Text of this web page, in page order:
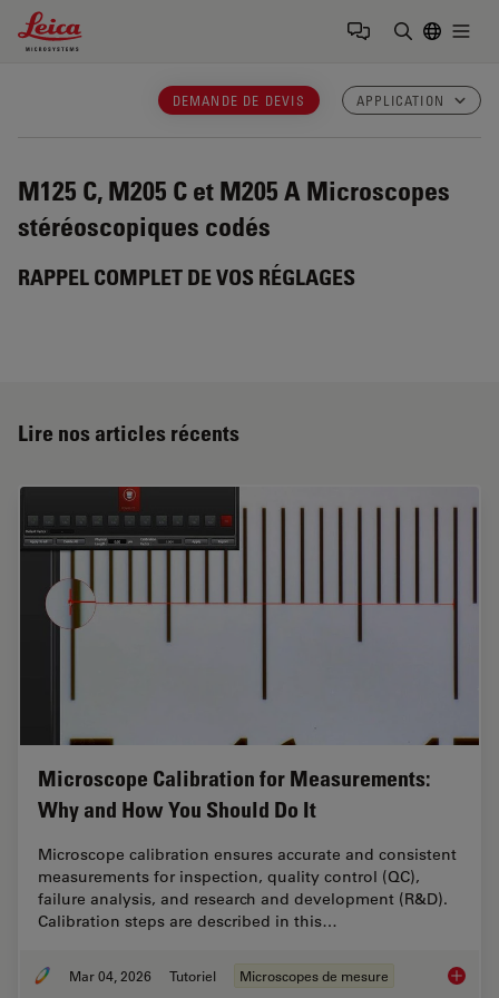
Leica Microsystems Logo
DEMANDE DE DEVIS APPLICATION
M125 C, M205 C et M205 A Microscopes
stéréoscopiques codés
RAPPEL COMPLET DE VOS RÉGLAGES
Lire nos articles récents
Microscope Calibration for Measurements:
Why and How You Should Do It
Microscope calibration ensures accurate and consistent
measurements for inspection, quality control (QC),
failure analysis, and research and development (R&D).
Calibration steps are described in this…
Mar 04, 2026 Tutoriel Microscopes de mesure